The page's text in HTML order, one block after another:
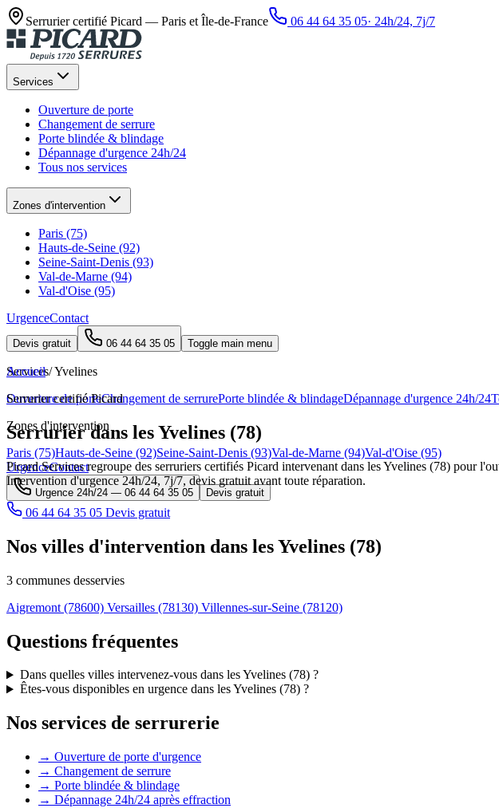
Serrurier certifié Picard — Paris et Île-de-France 06 44 64 35 05· 24h/24, 7j/7
Services
Ouverture de porte
Changement de serrure
Porte blindée & blindage
Dépannage d'urgence 24h/24
Tous nos services
Zones d'intervention
Paris (75)
Hauts-de-Seine (92)
Seine-Saint-Denis (93)
Val-de-Marne (94)
Val-d'Oise (95)
UrgenceContact
Devis gratuit 06 44 64 35 05 Toggle main menu
Services
Ouverture de porteChangement de serrurePorte blindée & blindageDépannage d'urgence 24h/24
Zones d'intervention
Paris (75)Hauts-de-Seine (92)Seine-Saint-Denis (93)Val-de-Marne (94)Val-d'Oise (95)
UrgenceContact
Urgence 24h/24 — 06 44 64 35 05 Devis gratuit
Accueil /Yvelines
Serrurier certifié Picard
Serrurier dans les Yvelines (78)
Picard Services regroupe des serruriers certifiés Picard intervenant dans les Yvelines (78) pour
Intervention d'urgence 24h/24, 7j/7, devis gratuit avant toute réparation.
06 44 64 35 05 Devis gratuit
Nos villes d'intervention dans les Yvelines (78)
3 communes desservies
Aigremont (78600) Versailles (78130) Villennes-sur-Seine (78120)
Questions fréquentes
Dans quelles villes intervenez-vous dans les Yvelines (78) ?
Êtes-vous disponibles en urgence dans les Yvelines (78) ?
Nos services de serrurerie
→ Ouverture de porte d'urgence
→ Changement de serrure
→ Porte blindée & blindage
→ Dépannage 24h/24 après effraction